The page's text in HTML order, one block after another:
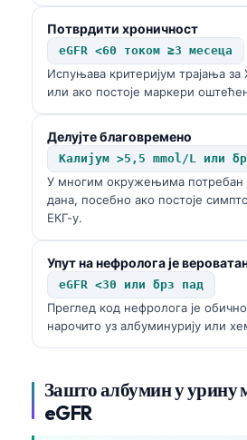
Потврдити хроничност
eGFR <60 током ≥3 месеца
Испуњава критеријум трајања за
или ако постоје маркери
Делујте благовремено
Калијум >5,5 mmol/L или
У многим окружењима потребан
дана, посебно ако постоје
ЕКГ-у.
Упут на нефролога је
eGFR <30 или брз пад
Преглед код нефролога је
нарочито уз албуминурију или
Зашто албумин у урину
eGFRČeština
ქართული
Lietuvių kalba
Polski
한국어
Slovenščina
Magyar
Shqip
বাংলা
اردو
मराठी
தமிழ்